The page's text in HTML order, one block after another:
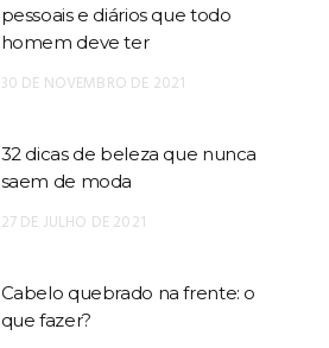
pessoais e diários que todo
homem deve ter
30 DE NOVEMBRO DE 2021
32 dicas de beleza que nunca
saem de moda
27 DE JULHO DE 2021
Cabelo quebrado na frente: o
que fazer?